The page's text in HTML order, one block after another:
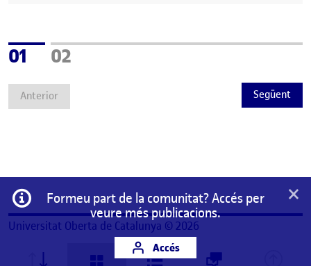
Anterior
Pàgina
01 Pàgina
02
Següent
Informació
Formeu part de la comunitat? Accés per
veure més publicacions.
Accés
×
Universitat Oberta de Catalunya © 2026